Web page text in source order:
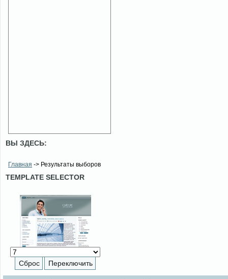
ВЫ ЗДЕСЬ:
Главная -> Результаты выборов
TEMPLATE SELECTOR